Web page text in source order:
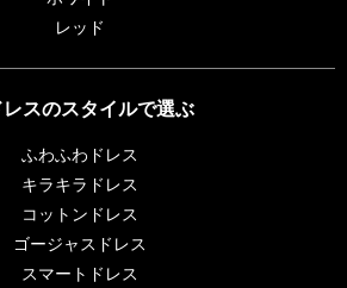
レッド
スのスタイルで選ぶ
ふわふわドレス
キラキラドレス
コットンドレス
ゴージャスドレス
スマートドレス